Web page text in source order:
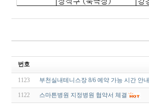
번호
1123 부천실내테니스장 8/6 예약 가능 시간 안내
1122 스마튼병원 지정병원 협약서 체결